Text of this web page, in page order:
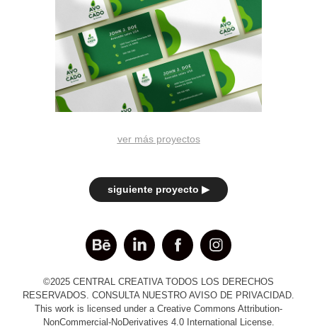
ver más proyectos
siguiente proyecto ▶︎
©2025 CENTRAL CREATIVA TODOS LOS DERECHOS
RESERVADOS. CONSULTA NUESTRO AVISO DE PRIVACIDAD.
This work is licensed under a Creative Commons Attribution-
NonCommercial-NoDerivatives 4.0 International License.